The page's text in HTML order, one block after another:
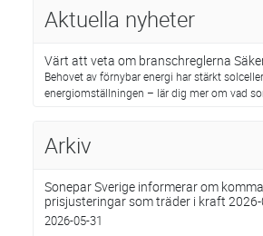
Aktuella nyheter
Värt att veta om branschreglerna
Behovet av förnybar energi har stärkt
energiomställningen – lär dig mer om vad
Arkiv
Sonepar Sverige informerar om
prisjusteringar som träder i kraft 2026-
2026-05-31